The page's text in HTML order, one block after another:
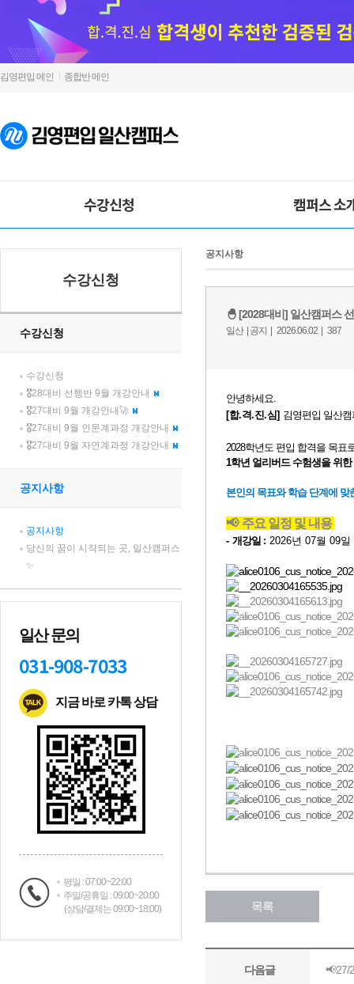
김영편입 메인 종합반 메인
수강신청 캠퍼스 소
수강신청
수강신청
수강신청
🎖28대비 선행반 9월 개강안내
🎖27대비 9월 개강안내🚀
🎖27대비 9월 인문계과정 개강안내
🎖27대비 9월 자연계과정 개강안내
공지사항
공지사항
당신의 꿈이 시작되는 곳, 일산캠퍼스
✨
일산 문의
031-908-7033
지금 바로 카톡 상담
평일 : 07:00~22:00
주말/공휴일 : 09:00~20:00
(상담/결제는 09:00~18:00)
공지사항